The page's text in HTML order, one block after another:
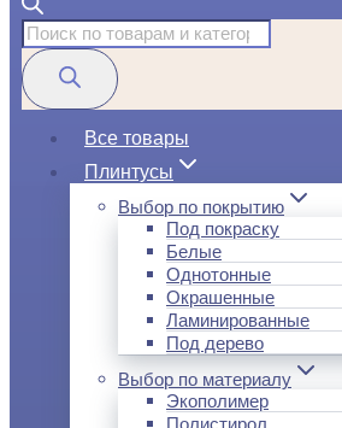
Поиск
товаров
Все товары
Плинтусы
Выбор по покрытию
Под покраску
Белые
Однотонные
Окрашенные
Ламинированные
Под дерево
Выбор по материалу
Экополимер
Полистирол